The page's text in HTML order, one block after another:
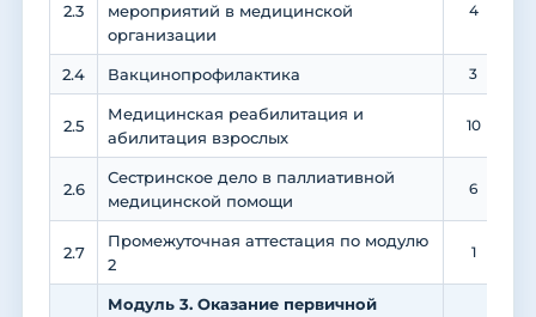
2.3
мероприятий в медицинской
организации
4
2.4 Вакцинопрофилактика 3
2.5
Медицинская реабилитация и
абилитация взрослых
10
2.6
Сестринское дело в паллиативной
медицинской помощи
6
2.7
Промежуточная аттестация по модулю
2
1
Модуль 3. Оказание первичной